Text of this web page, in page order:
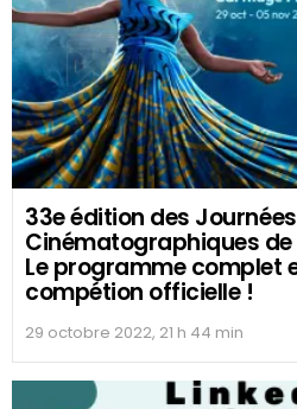
33e édition des Journées
Cinématographiques
Le programme complet
compétion officielle !
29 octobre 2022, 21 h 44 min